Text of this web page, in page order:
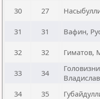
30 27
31 31 Вафин,
32 32 Гиматов,
33 34
Владислав
34 35